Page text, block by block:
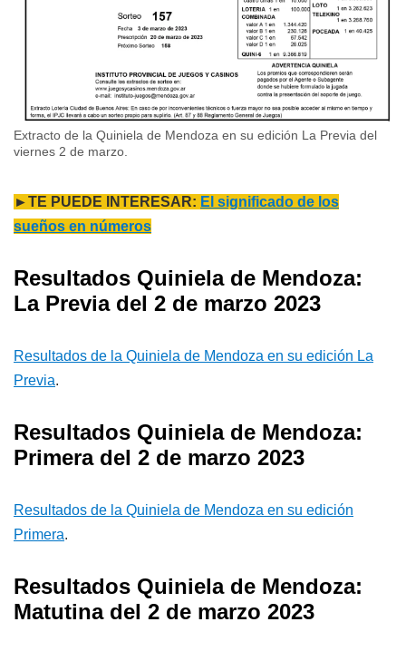
Extracto de la Quiniela de Mendoza en su edición La Previa del
viernes 2 de marzo.
►TE PUEDE INTERESAR: El significado de los
sueños en números
Resultados Quiniela de Mendoza:
La Previa del 2 de marzo 2023
Resultados de la Quiniela de Mendoza en su edición La
Previa.
Resultados Quiniela de Mendoza:
Primera del 2 de marzo 2023
Resultados de la Quiniela de Mendoza en su edición
Primera.
Resultados Quiniela de Mendoza:
Matutina del 2 de marzo 2023